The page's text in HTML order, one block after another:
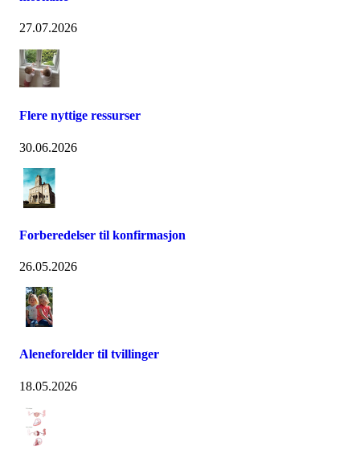
27.07.2026
Flere nyttige ressurser
30.06.2026
Forberedelser til konfirmasjon
26.05.2026
Aleneforelder til tvillinger
18.05.2026